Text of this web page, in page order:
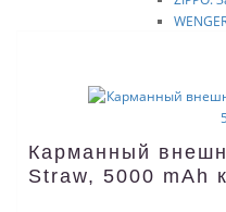
Карманный
Straw, 5000 mAh